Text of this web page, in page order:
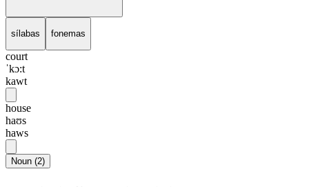
sílabas fonemas
court
ˈkɔ:t
kawt
house
haʊs
haws
Noun (2)